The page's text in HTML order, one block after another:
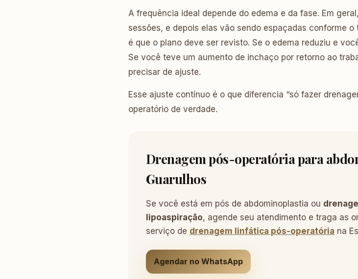
A frequência ideal depende do edema e da fase. Em
sessões, e depois elas vão sendo espaçadas conforme
é que o plano deve ser revisto. Se o edema reduziu e
Se você teve um aumento de inchaço por retorno ao
precisar de ajuste.
Esse ajuste contínuo é o que diferencia “só fazer
operatório de verdade.
Drenagem pós-operatória para
Guarulhos
Se você está em pós de abdominoplastia ou
lipoaspiração, agende seu atendimento e traga as
serviço de drenagem linfática pós-operatória na
Agendar no WhatsApp